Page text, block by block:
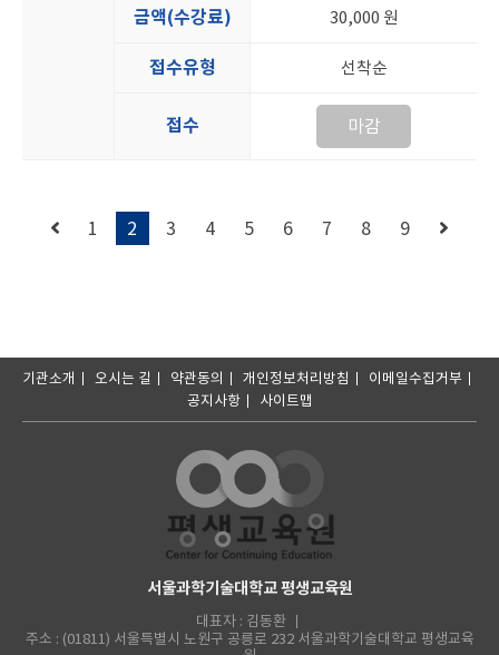
금액(수강료) 30,000 원
접수유형 선착순
접수 마감
1 2 3 4 5 6 7 8 9
기관소개 오시는 길 약관동의 개인정보처리방침
이메일수집거부
공지사항
사이트맵
서울과학기술대학교 평생교육원
대표자 : 김동환
주소 : (01811) 서울특별시 노원구 공릉로 232 서울과학기술대학교 평생교육